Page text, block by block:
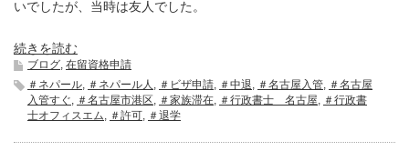
いでしたが、当時は友人でした。
続きを読む
ブログ, 在留資格申請
＃ネパール, ＃ネパール人 , ＃ビザ申請, ＃中退, ＃名古屋入管, ＃名古屋
入管すぐ, ＃名古屋市港区, ＃家族滞在, ＃行政書士 名古屋, ＃行政書
士オフィスエム, ＃許可, ＃退学